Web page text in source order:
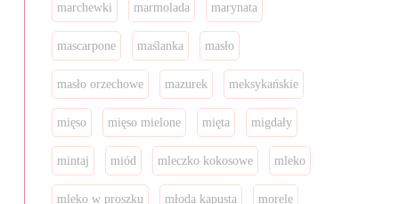
marchewki marmolada marynata
mascarpone maślanka masło
masło orzechowe mazurek meksykańskie
mięso mięso mielone mięta migdały
mintaj miód mleczko kokosowe mleko
mleko w proszku młoda kapusta morele